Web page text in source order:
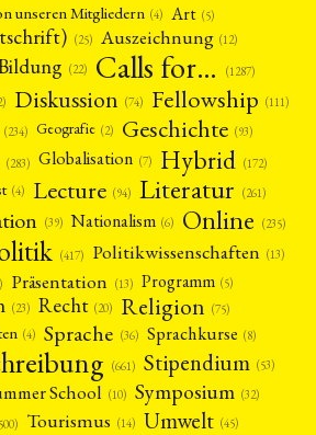
unseren Mitgliedern (4) Art (5)
(25) Auszeichnung (12)
(22) Calls for… (1287)
Diskussion (74) Fellowship (111)
(234) Geografie (2) Geschichte (93)
(283) Globalisation (7) Hybrid (172)
(4) Lecture (94) Literatur (261)
(39) Nationalism (6) Online (235)
(417) Politikwissenschaften (13)
Präsentation (13) Programm (5)
(23) Recht (20) Religion (75)
(4) Sprache (36) Sprachkurse (8)
(661) Stipendium (53)
School (10) Symposium (32)
Tourismus (14) Umwelt (45)